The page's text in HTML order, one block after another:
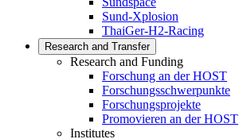
Sund-Xplosion
ThaiGer-H2-Racing
Research and Transfer
Research and Funding
Forschung an der HOST
Forschungsschwerpunkte
Forschungsprojekte
Promovieren an der HOST
Institutes